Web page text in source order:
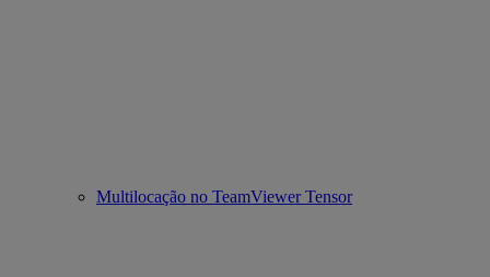
Multilocação no TeamViewer Tensor